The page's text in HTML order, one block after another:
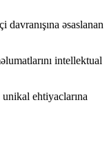
əsaslanan
intellektual
ehtiyaclarına